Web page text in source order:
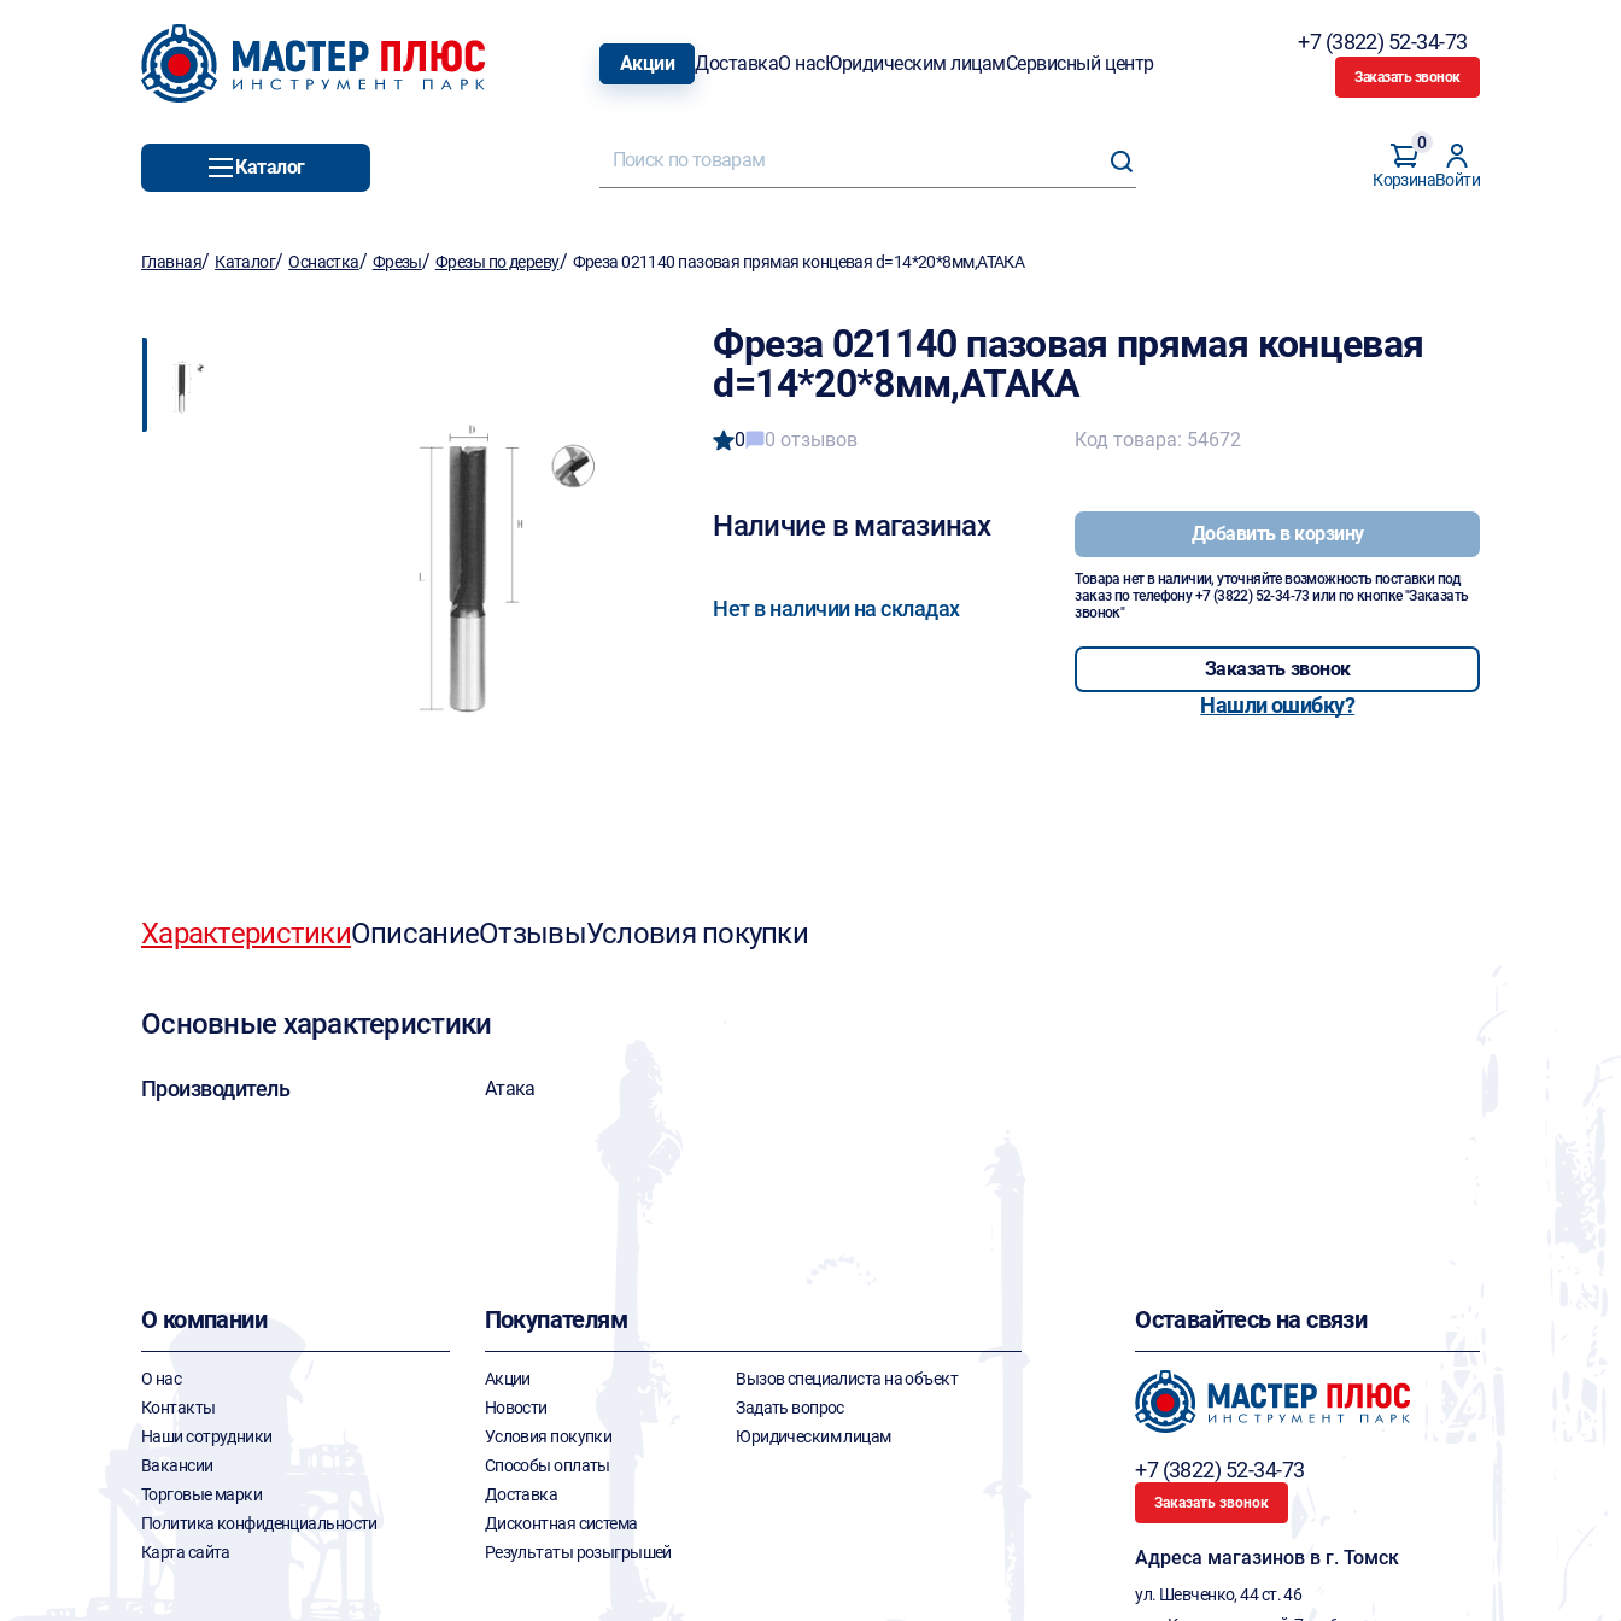
Акции ДоставкаО насЮридическим лицамСервисный центр
+7 (3822) 52-34-73
Заказать звонок
Каталог
Корзина
0
Войти
Главная/ Каталог/Оснастка/ Фрезы/ Фрезы по дереву/ Фреза 021140 пазовая прямая концевая d=14*20*8мм,АТАКА
Фреза 021140 пазовая прямая концевая
d=14*20*8мм,АТАКА
0 0 отзывов
Наличие в магазинах
Нет в наличии на складах
Код товара: 54672
Добавить в корзину
Товара нет в наличии, уточняйте возможность поставки под
заказ по телефону+7 (3822) 52-34-73 или по кнопке "Заказать
звонок"
Заказать звонок
Нашли ошибку?
ХарактеристикиОписаниеОтзывыУсловия покупки
Основные характеристики
Производитель Атака
О компании
О нас
Контакты
Наши сотрудники
Вакансии
Торговые марки
Политика конфиденциальности
Карта сайта
Покупателям
Акции
Новости
Условия покупки
Способы оплаты
Доставка
Дисконтная система
Результаты розыгрышей
Вызов специалиста на объект
Задать вопрос
Юридическим лицам
Оставайтесь на связи
+7 (3822) 52-34-73
Заказать звонок
Адреса магазинов в г. Томск
ул. Шевченко, 44 ст. 46